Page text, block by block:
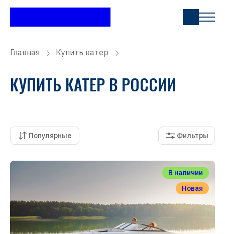
Главная Купить катер
КУПИТЬ КАТЕР В РОССИИ
Фильтры
Популярные
В наличии
Новая